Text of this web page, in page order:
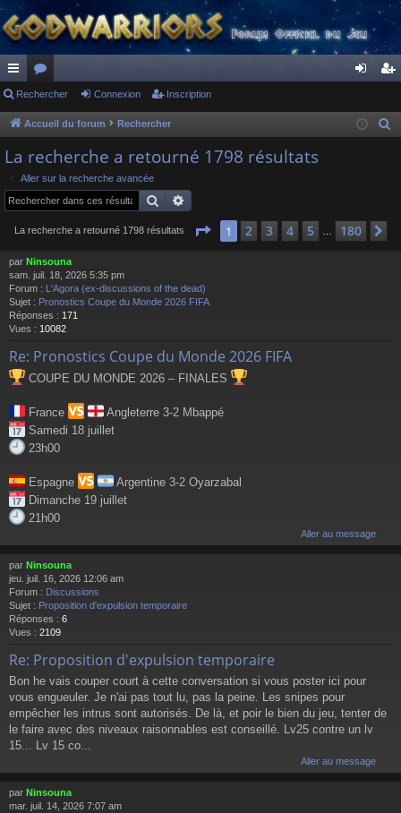
ac
co
ur
ci
s
or
u
s
ne cri
Rechercher Connexion Inscription
Accueil du forum Rechercher
La recherche a retourné 1798 résultats
Aller sur la recherche avancée
Rechercher
La recherche a retourné 1798 résultats Page 1sur 180
1 2 3 4 5 180
par Ninsouna
sam. juil. 18, 2026 5:35 pm
Forum : L'Agora (ex-discussions of the dead)
Sujet : Pronostics Coupe du Monde 2026 FIFA
Réponses : 171
Vues : 10082
Re: Pronostics Coupe du Monde 2026 FIFA
COUPE DU MONDE 2026 – FINALES
France
Angleterre 3-2 Mbappé
Samedi 18 juillet
23h00
Espagne
Argentine 3-2 Oyarzabal
Dimanche 19 juillet
21h00
Aller au message
par Ninsouna
jeu. juil. 16, 2026 12:06 am
Forum : Discussions
Sujet : Proposition d'expulsion temporaire
Réponses : 6
Vues : 2109
Re: Proposition d'expulsion temporaire
Bon he vais couper court à cette conversation si vous poster ici pour
vous engueuler. Je n'ai pas tout lu, pas la peine. Les snipes pour
empêcher les intrus sont autorisés. De là, et poir le bien du jeu, tenter de
le faire avec des niveaux raisonnables est conseillé. Lv25 contre un lv
15... Lv 15 co...
Aller au message
par Ninsouna
mar. juil. 14, 2026 7:07 am